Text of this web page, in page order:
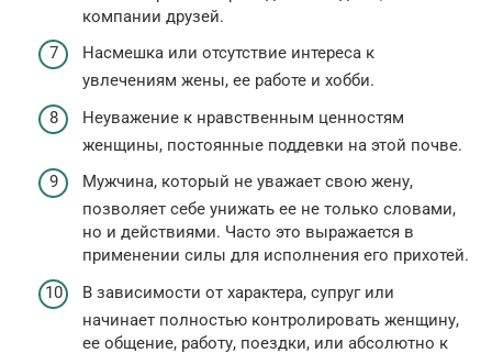
компании друзей.
Насмешка или отсутствие интереса к
увлечениям жены, ее работе и хобби.
Неуважение к нравственным ценностям
женщины, постоянные поддевки на этой почве.
Мужчина, который не уважает свою жену,
позволяет себе унижать ее не только словами,
но и действиями. Часто это выражается в
применении силы для исполнения его прихотей.
В зависимости от характера, супруг или
начинает полностью контролировать женщину,
ее общение, работу, поездки, или абсолютно к